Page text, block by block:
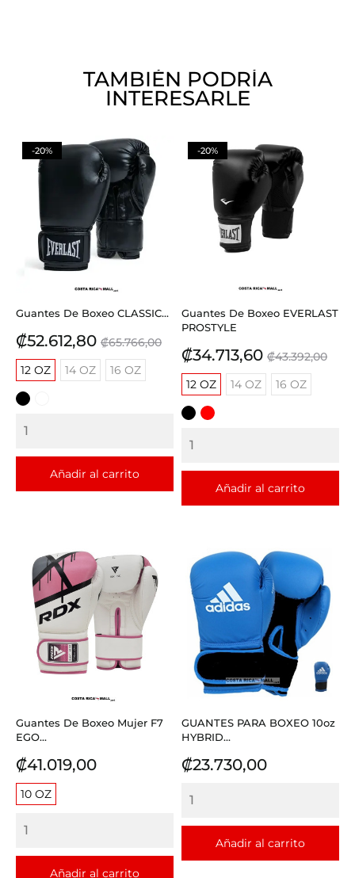
TAMBIÉN PODRÍA
INTERESARLE
Guantes De Boxeo CLASSIC...
Precio
₡52.612,80 Precio
base
₡65.766,00
12 OZ
14 OZ 16 OZ
NEGRO
Añadir al carrito
-20%
Guantes De Boxeo EVERLAST
PROSTYLE
Precio
₡34.713,60 Precio
base
₡43.392,00
12 OZ
14 OZ 16 OZ
NEGRO
ROJO
Añadir al carrito
-20%
Guantes De Boxeo Mujer F7
EGO...
Precio
₡41.019,00
10 OZ
Añadir al carrito
GUANTES PARA BOXEO 10oz
HYBRID...
Precio
₡23.730,00
Añadir al carrito